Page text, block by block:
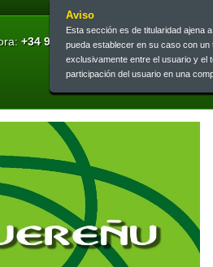
Aviso
Esta sección es de titularidad ajena
pueda establecer en su caso con
exclusivamente entre el usuario y el
participación del usuario en una
+34 945 13 46 73 | +34 945 26 00 33